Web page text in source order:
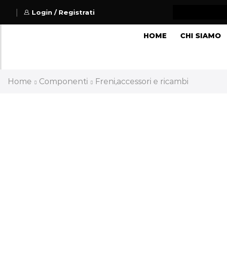
Login / Registrati
HOME CHI SIAMO
Home Componenti Freni,accessori e ricambi